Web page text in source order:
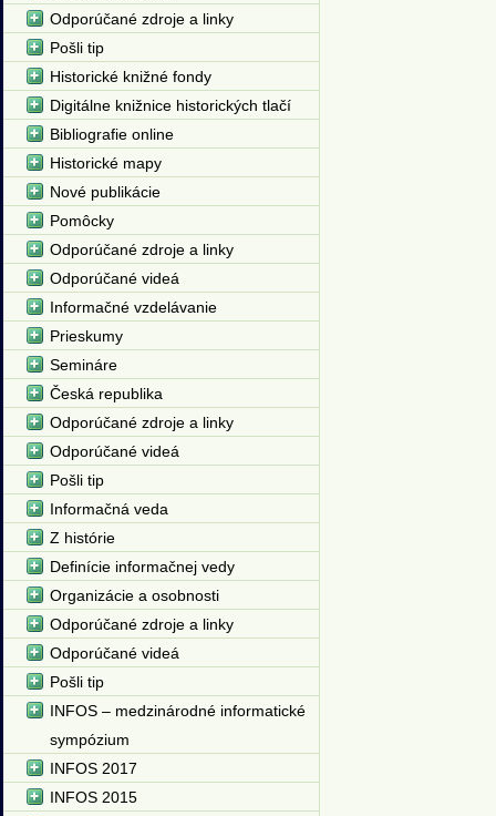
Odporúčané zdroje a linky
Pošli tip
Historické knižné fondy
Digitálne knižnice historických tlačí
Bibliografie online
Historické mapy
Nové publikácie
Pomôcky
Odporúčané zdroje a linky
Odporúčané videá
Informačné vzdelávanie
Prieskumy
Semináre
Česká republika
Odporúčané zdroje a linky
Odporúčané videá
Pošli tip
Informačná veda
Z histórie
Definície informačnej vedy
Organizácie a osobnosti
Odporúčané zdroje a linky
Odporúčané videá
Pošli tip
INFOS – medzinárodné informatické
sympózium
INFOS 2017
INFOS 2015